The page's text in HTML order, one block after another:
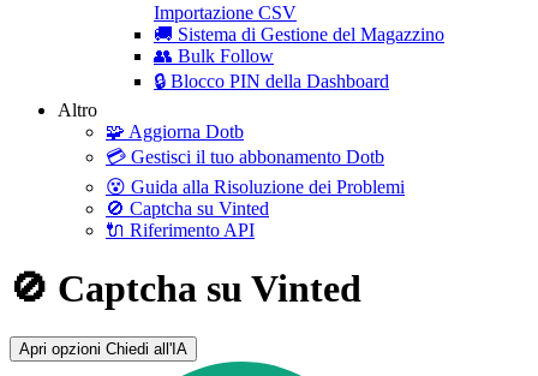
Importazione CSV
🚚 Sistema di Gestione del Magazzino
👥 Bulk Follow
🔒 Blocco PIN della Dashboard
Altro
🧩 Aggiorna Dotb
💳 Gestisci il tuo abbonamento Dotb
😵 Guida alla Risoluzione dei Problemi
🚫 Captcha su Vinted
🔌 Riferimento API
🚫 Captcha su Vinted
Apri opzioni Chiedi all'IA